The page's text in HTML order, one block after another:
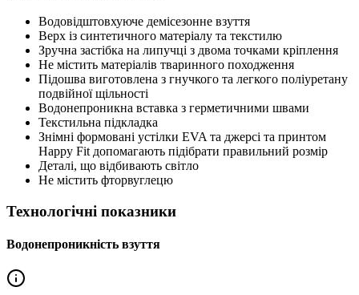
Водовідштовхуюче демісезонне взуття
Верх із синтетичного матеріалу та текстилю
Зручна застібка на липучці з двома точками кріплення
Не містить матеріалів тваринного походження
Підошва виготовлена з гнучкого та легкого поліуретану
подвійної щільності
Водонепроникна вставка з герметичними швами
Текстильна підкладка
Знімні формовані устілки EVA та джерсі та принтом
Happy Fit допомагають підібрати правильний розмір
Деталі, що відбивають світло
Не містить фторвуглецю
Технологічні показники
Водонепроникність взуття